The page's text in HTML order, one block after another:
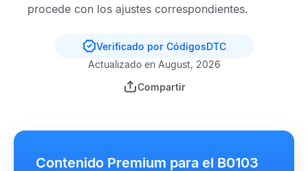
procede con los ajustes correspondientes.
Verificado por CódigosDTC
Actualizado en August, 2026
Compartir
Contenido Premium para el B0103